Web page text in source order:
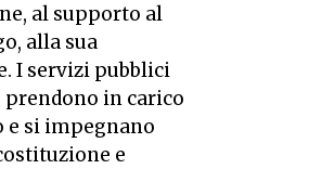
al supporto al
alla sua
I servizi pubblici
prendono in carico
e si impegnano
e